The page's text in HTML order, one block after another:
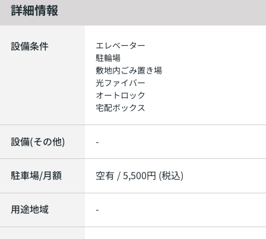
詳細情報
設備条件
エレベーター
駐輪場
敷地内ごみ置き場
光ファイバー
オートロック
宅配ボックス
設備(その他) -
駐車場/月額 空有 / 5,500円 (税込)
用途地域 -